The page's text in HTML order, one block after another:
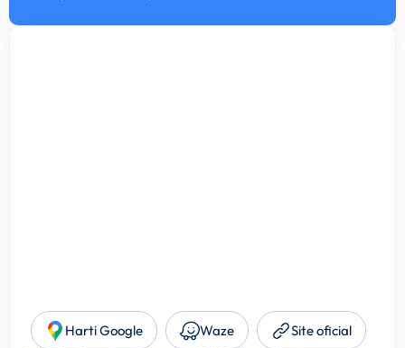
Harti Google Waze
Site oficial